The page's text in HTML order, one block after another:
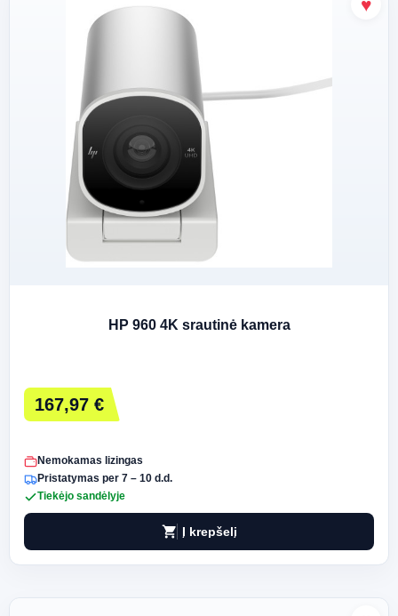
HP 960 4K srautinė kamera
167,97 €
Nemokamas lizingas
Pristatymas per 7 – 10 d.d.
Tiekėjo sandėlyje
shopping_cart Į krepšelį